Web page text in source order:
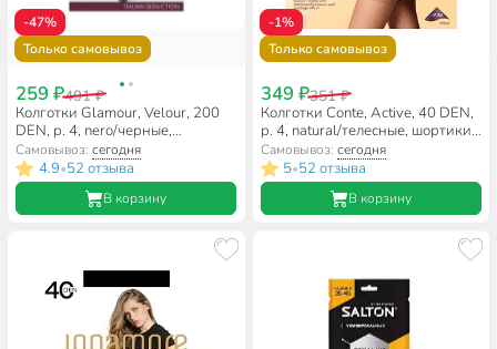
-47%
Только самовывоз
259 ₽491 ₽
Колготки Glamour, Velour, 200
DEN, р. 4, nero/черные,
комфортный пояс
Самовывоз:сегодня
4.9•52 отзыва
В корзину
-1%
Только самовывоз
349 ₽351 ₽
Колготки Conte, Active, 40 DEN,
р. 4, natural/телесные, шортики
утягивающие
Самовывоз: сегодня
5•52 отзыва
В корзину